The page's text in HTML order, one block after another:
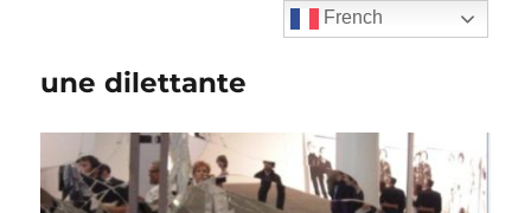
une dilettante
French